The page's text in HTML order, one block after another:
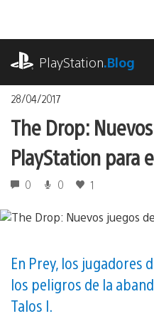
contenido
PlayStation.Blog
28/04/2017
The Drop:
PlayStation para
0 0 1
En Prey, los jugadores
los peligros de la
Talos I.